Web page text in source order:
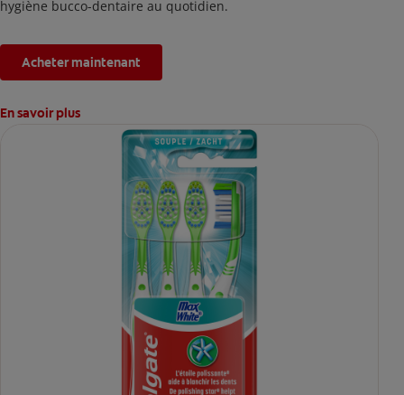
hygiène bucco-dentaire au quotidien.
Acheter maintenant
En savoir plus